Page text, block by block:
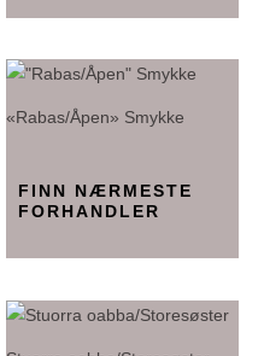
«Rabas/Åpen» Smykke
FINN NÆRMESTE
FORHANDLER